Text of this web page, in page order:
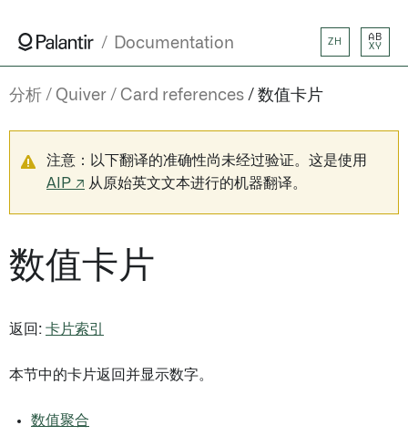
Documentation ZH
AB
XY
分析 Quiver Card references 数值卡片
注意：以下翻译的准确性尚未经过验证。这是使用
AIP ↗ 从原始英文文本进行的机器翻译。
数值卡片
返回: 卡片索引
本节中的卡片返回并显示数字。
数值聚合